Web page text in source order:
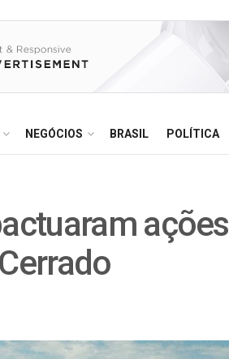
NEGÓCIOS BRASIL POLÍTICA
ações